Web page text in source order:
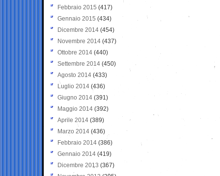
Febbraio 2015 (417)
Gennaio 2015 (434)
Dicembre 2014 (454)
Novembre 2014 (437)
Ottobre 2014 (440)
Settembre 2014 (450)
Agosto 2014 (433)
Luglio 2014 (436)
Giugno 2014 (391)
Maggio 2014 (392)
Aprile 2014 (389)
Marzo 2014 (436)
Febbraio 2014 (386)
Gennaio 2014 (419)
Dicembre 2013 (367)